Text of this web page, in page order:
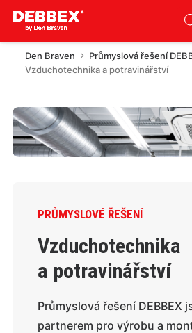
Den Braven
Průmyslová řešení
Vzduchotechnika a potravinářství
PRŮMYSLOVÉ ŘEŠENÍ
Vzduchotechnika
a potravinářství
Průmyslová řešení DEBBEX
partnerem pro výrobu a